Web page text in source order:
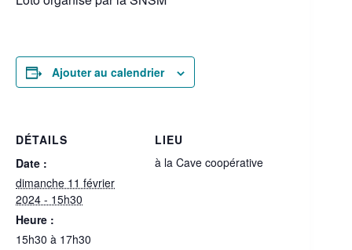
Ajouter au calendrier
DÉTAILS
Date :
dimanche 11 février
2024 - 15h30
Heure :
15h30 à 17h30
LIEU
à la Cave coopérative